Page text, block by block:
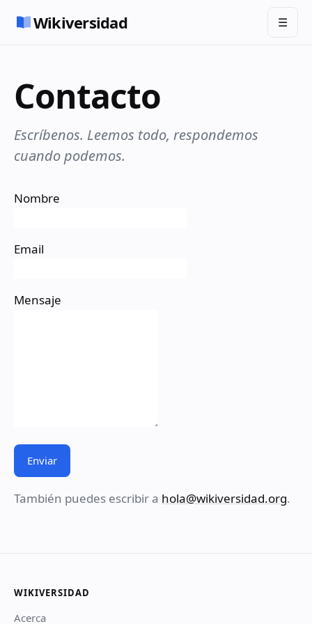
Wikiversidad ☰
Contacto
Escríbenos. Leemos todo, respondemos
cuando podemos.
Nombre
Email
Mensaje
Enviar
También puedes escribir a hola@wikiversidad.org.
WIKIVERSIDAD
Acerca